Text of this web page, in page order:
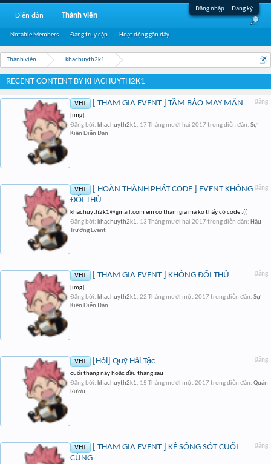
Đăng nhập Đăng ký
Thành viên khachuyth2k1
RECENT CONTENT BY KHACHUYTH2K1
Đăng
VHT [ THAM GIA EVENT ] TẦM BẢO MAY MẮN
[img]
Đăng bởi: khachuyth2k1, 17 Tháng mười hai 2017 trong diễn đàn: Sự
Kiện Diễn Đàn
Đăng
VHT
[ HOÀN THÀNH PHÁT CODE ] EVENT KHÔNG
ĐỐI THỦ
khachuyth2k1@gmail.com em có tham gia mà ko thấy có code :((
Đăng bởi: khachuyth2k1, 13 Tháng mười hai 2017 trong diễn đàn: Hậu
Trường Event
Đăng
VHT [ THAM GIA EVENT ] KHÔNG ĐỐI THỦ
[img]
Đăng bởi: khachuyth2k1, 22 Tháng mười một 2017 trong diễn đàn: Sự
Kiện Diễn Đàn
Đăng
VHT [Hỏi] Quỹ Hải Tặc
cuối tháng này hoặc đầu tháng sau
Đăng bởi: khachuyth2k1, 15 Tháng mười một 2017 trong diễn đàn: Quán
Rượu
Đăng
VHT
[ THAM GIA EVENT ] KẺ SỐNG SÓT CUỐI
CÙNG
Diễn đàn Thành viên
Notable Members Đang truy cập Hoạt động gần đây